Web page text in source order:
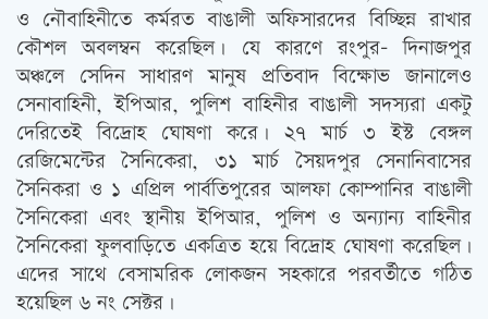
ও নৌবাহিনীতে কর্মরত বাঙালী অফিসারদের বিচ্ছিন্ন রাখার
কৌশল অবলম্বন করেছিল। যে কারণে রংপুর- দিনাজপুর
অঞ্চলে সেদিন সাধারণ মানুষ প্রতিবাদ বিক্ষোভ জানালেও
সেনাবাহিনী, ইপিআর, পুলিশ বাহিনীর বাঙালী সদস্যরা একটু
দেরিতেই বিদ্রোহ ঘোষণা করে। ২৭ মার্চ ৩ ইস্ট বেঙ্গল
রেজিমেন্টের সৈনিকেরা, ৩১ মার্চ সৈয়দপুর সেনানিবাসের
সৈনিকরা ও ১ এপ্রিল পার্বতিপুরের আলফা কোম্পানির বাঙালী
সৈনিকেরা এবং স্থানীয় ইপিআর, পুলিশ ও অন্যান্য বাহিনীর
সৈনিকেরা ফুলবাড়িতে একত্রিত হয়ে বিদ্রোহ ঘোষণা করেছিল।
এদের সাথে বেসামরিক লোকজন সহকারে পরবর্তীতে গঠিত
হয়েছিল ৬ নং সেক্টর।